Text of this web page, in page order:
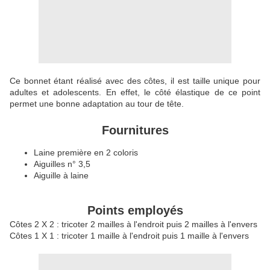
Ce bonnet étant réalisé avec des côtes, il est taille unique pour
adultes et adolescents. En effet, le côté élastique de ce point
permet une bonne adaptation au tour de tête.
Fournitures
Laine première en 2 coloris
Aiguilles n° 3,5
Aiguille à laine
Points employés
Côtes 2 X 2 : tricoter 2 mailles à l'endroit puis 2 mailles à l'envers
Côtes 1 X 1 : tricoter 1 maille à l'endroit puis 1 maille à l'envers